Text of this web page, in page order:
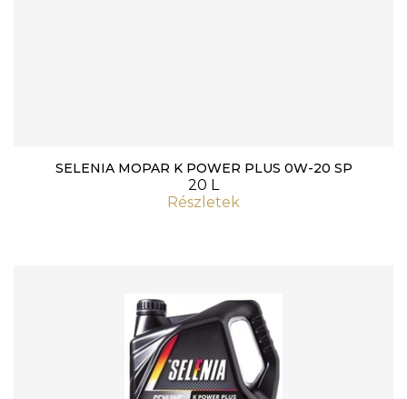
SELENIA MOPAR K POWER PLUS 0W-20 SP
20 L
Részletek